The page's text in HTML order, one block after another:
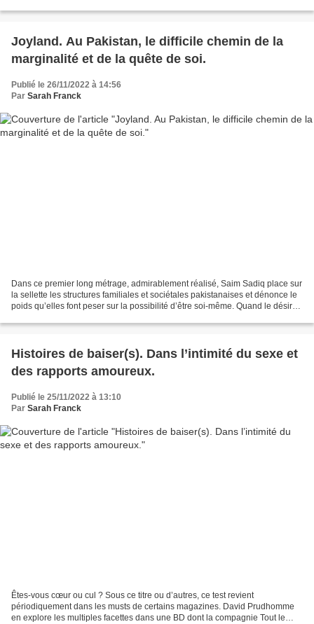
Joyland. Au Pakistan, le difficile chemin de la
marginalité et de la quête de soi.
Publié le 26/11/2022 à 14:56
Par Sarah Franck
Dans ce premier long métrage, admirablement réalisé, Saim Sadiq place sur
la sellette les structures familiales et sociétales pakistanaises et dénonce le
poids qu’elles font peser sur la possibilité d’être soi-même. Quand le désir
Histoires de baiser(s). Dans l’intimité du sexe et
des rapports amoureux.
Publié le 25/11/2022 à 13:10
Par Sarah Franck
Êtes-vous cœur ou cul ? Sous ce titre ou d’autres, ce test revient
périodiquement dans les musts de certains magazines. David Prudhomme
en explore les multiples facettes dans une BD dont la compagnie Tout le